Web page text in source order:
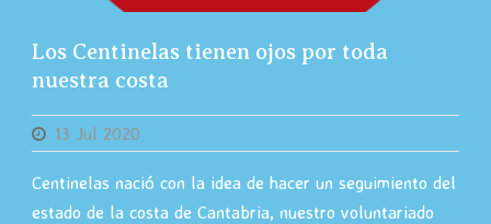
Los Centinelas tienen ojos por toda
nuestra costa
13 Jul 2020
Centinelas nació con la idea de hacer un seguimiento del
estado de la costa de Cantabria, nuestro voluntariado